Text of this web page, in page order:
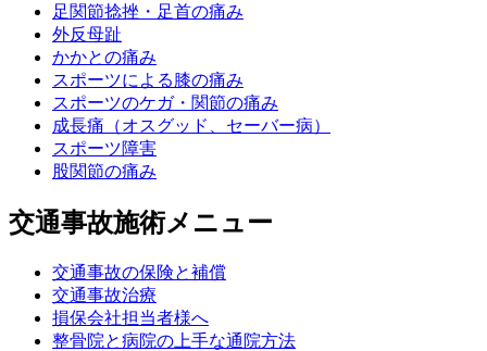
足関節捻挫・足首の痛み
外反母趾
かかとの痛み
スポーツによる膝の痛み
スポーツのケガ・関節の痛み
成長痛（オスグッド、セーバー病）
スポーツ障害
股関節の痛み
交通事故施術メニュー
交通事故の保険と補償
交通事故治療
損保会社担当者様へ
整骨院と病院の上手な通院方法